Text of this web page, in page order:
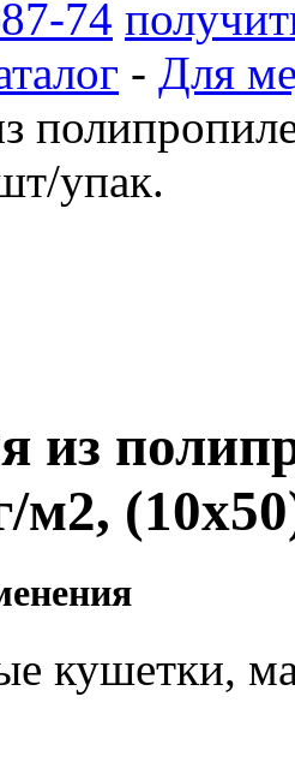
74
- Для
упак.
из
кушетки,